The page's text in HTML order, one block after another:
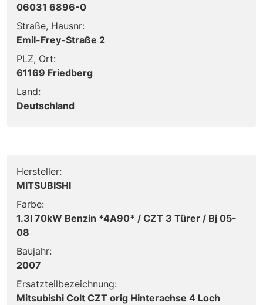
06031 6896-0
Straße, Hausnr:
Emil-Frey-Straße 2
PLZ, Ort:
61169 Friedberg
Land:
Deutschland
Hersteller:
MITSUBISHI
Farbe:
1.3l 70kW Benzin *4A90* / CZT 3 Türer / Bj 05-
08
Baujahr:
2007
Ersatzteilbezeichnung:
Mitsubishi Colt CZT orig Hinterachse 4 Loch